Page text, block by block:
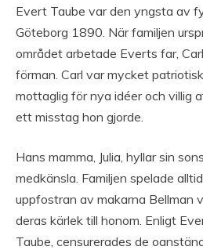
Evert Taube var den yngsta av
Göteborg 1890. När familjen
området arbetade Everts far,
förman. Carl var mycket
mottaglig för nya idéer och villig
ett misstag hon gjorde.
Hans mamma, Julia, hyllar sin
medkänsla. Familjen spelade
uppfostran av makarna Bellman
deras kärlek till honom. Enligt
Taube, censurerades de